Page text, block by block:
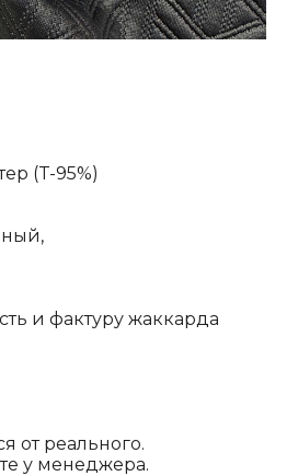
(T-95%)
и фактуру жаккарда
от реального.
у менеджера.